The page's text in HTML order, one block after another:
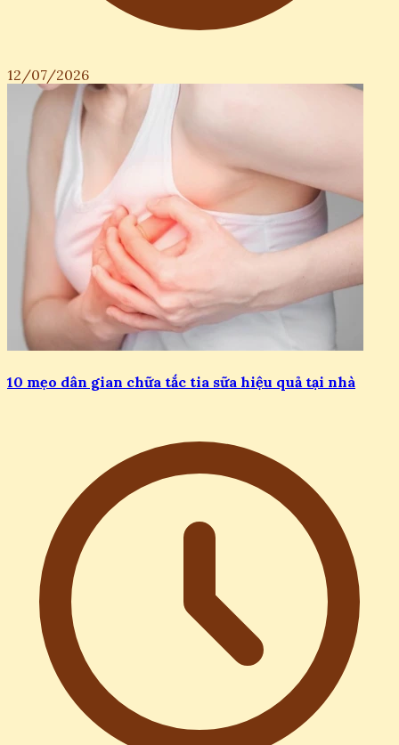
12/07/2026
10 mẹo dân gian chữa tắc tia sữa hiệu quả tại nhà